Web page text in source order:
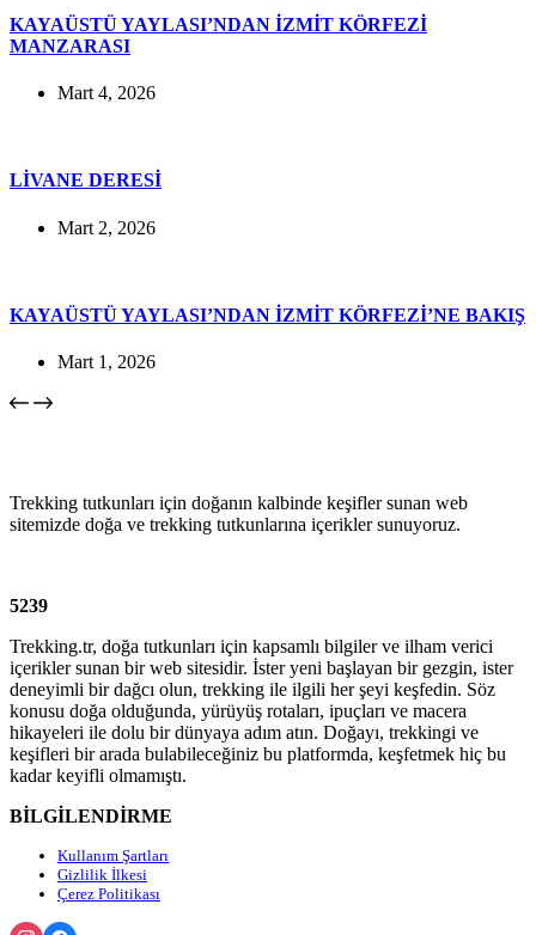
KAYAÜSTÜ YAYLASI’NDAN İZMİT KÖRFEZİ
MANZARASI
Mart 4, 2026
LİVANE DERESİ
Mart 2, 2026
KAYAÜSTÜ YAYLASI’NDAN İZMİT KÖRFEZİ’NE BAKIŞ
Mart 1, 2026
Trekking tutkunları için doğanın kalbinde keşifler sunan web
sitemizde doğa ve trekking tutkunlarına içerikler sunuyoruz.
5239
Trekking.tr, doğa tutkunları için kapsamlı bilgiler ve ilham verici
içerikler sunan bir web sitesidir. İster yeni başlayan bir gezgin, ister
deneyimli bir dağcı olun, trekking ile ilgili her şeyi keşfedin. Söz
konusu doğa olduğunda, yürüyüş rotaları, ipuçları ve macera
hikayeleri ile dolu bir dünyaya adım atın. Doğayı, trekkingi ve
keşifleri bir arada bulabileceğiniz bu platformda, keşfetmek hiç bu
kadar keyifli olmamıştı.
BİLGİLENDİRME
Kullanım Şartları
Gizlilik İlkesi
Çerez Politikası